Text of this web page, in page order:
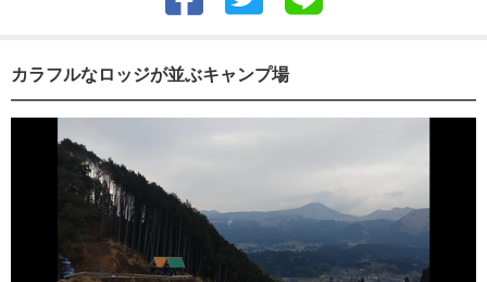
カラフルなロッジが並ぶキャンプ場